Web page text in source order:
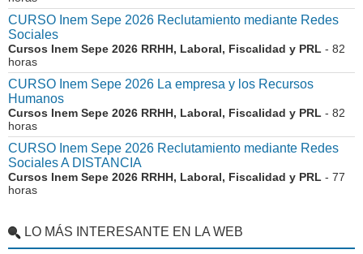
CURSO Inem Sepe 2026 Reclutamiento mediante Redes
Sociales
Cursos Inem Sepe 2026 RRHH, Laboral, Fiscalidad y PRL - 82
horas
CURSO Inem Sepe 2026 La empresa y los Recursos
Humanos
Cursos Inem Sepe 2026 RRHH, Laboral, Fiscalidad y PRL - 82
horas
CURSO Inem Sepe 2026 Reclutamiento mediante Redes
Sociales A DISTANCIA
Cursos Inem Sepe 2026 RRHH, Laboral, Fiscalidad y PRL - 77
horas
LO MÁS INTERESANTE EN LA WEB